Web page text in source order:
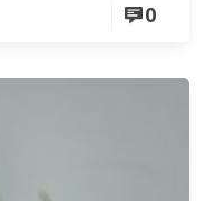
0